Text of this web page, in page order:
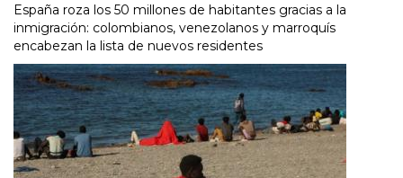
España roza los 50 millones de habitantes gracias a la
inmigración: colombianos, venezolanos y marroquís
encabezan la lista de nuevos residentes